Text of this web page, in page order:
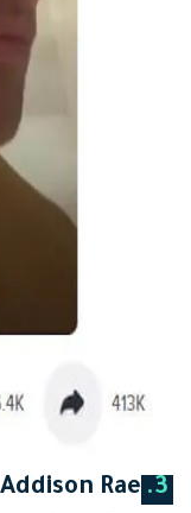
3. Addison Rae وهي تؤدي رقصة أغنية WAP